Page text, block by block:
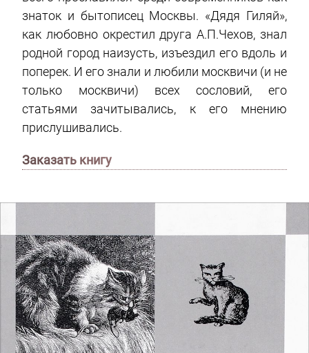
знаток и бытописец Москвы. «Дядя Гиляй»,
как любовно окрестил друга А.П.Чехов, знал
родной город наизусть, изъездил его вдоль и
поперек. И его знали и любили москвичи (и не
только москвичи) всех сословий, его
статьями зачитывались, к его мнению
прислушивались.
Заказать книгу